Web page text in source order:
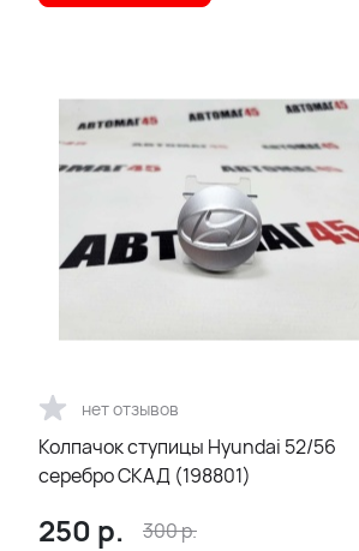
нет отзывов
Колпачок ступицы Hyundai 52/56
серебро СКАД (198801)
250 р. 300р.